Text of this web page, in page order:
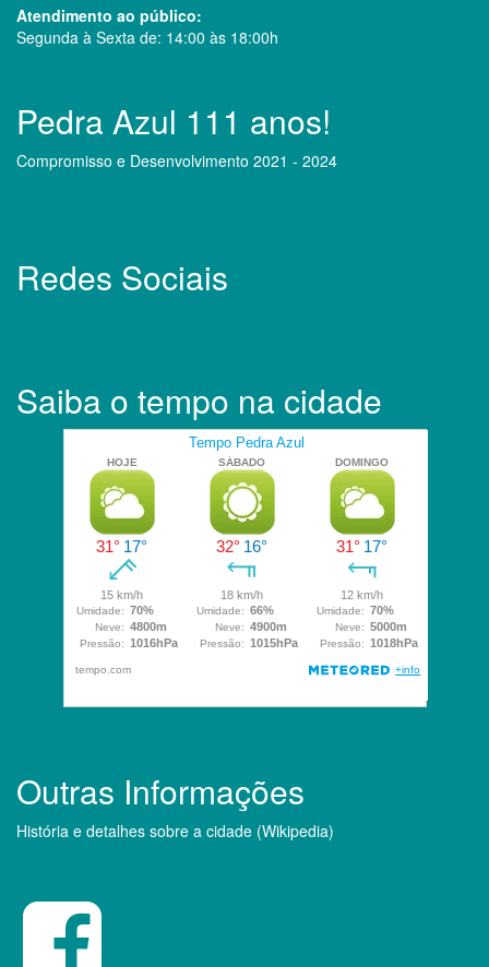
Atendimento ao público:
Segunda à Sexta de: 14:00 às 18:00h
Pedra Azul 111 anos!
Compromisso e Desenvolvimento 2021 - 2024
Redes Sociais
Saiba o tempo na cidade
Outras Informações
História e detalhes sobre a cidade (Wikipedia)